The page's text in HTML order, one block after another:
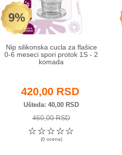
9%
Nip silikonska cucla za flašice
0-6 meseci spori protok 1S - 2
komada
420,00 RSD
Ušteda 40,00 RSD
460,00 RSD
☆
☆
☆
☆
☆
(0 ocena)